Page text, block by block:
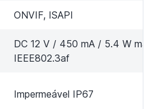
ONVIF, ISAPI
DC 12 V / 450 mA / 5.4 W
IEEE802.3af
Impermeável IP67